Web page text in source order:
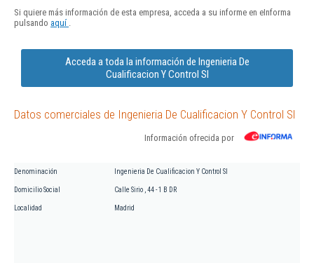
Si quiere más información de esta empresa, acceda a su informe en eInforma
pulsando aquí
Acceda a toda la información de Ingenieria De
Cualificacion Y Control Sl
Datos comerciales de Ingenieria De Cualificacion Y Control Sl
Información ofrecida por
Denominación Ingenieria De Cualificacion Y Control Sl
Domicilio Social Calle Sirio , 44 - 1 B DR
Localidad Madrid